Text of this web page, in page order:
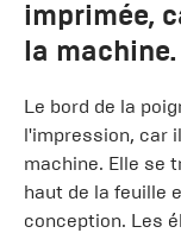
imprimée,
la machine.
Le bord de la
l'impression, car
machine. Elle se
haut de la feuille
conception. Les